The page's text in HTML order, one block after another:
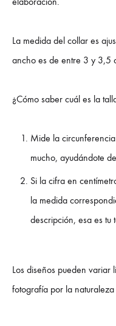
La medida del collar es
ancho es de entre 3 y 3,5
¿Cómo saber cuál es la
Mide la
mucho, ayudándote
Si la cifra en
la medida
descripción, esa es tu
Los diseños pueden variar
fotografía por la